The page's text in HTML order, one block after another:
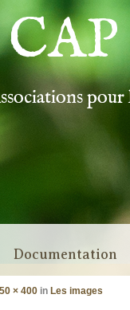
Documentation
× 400 in Les images